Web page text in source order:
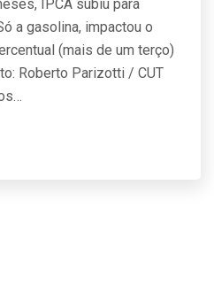
IPCA subiu para
a gasolina, impactou o
(mais de um terço)
Roberto Parizotti / CUT